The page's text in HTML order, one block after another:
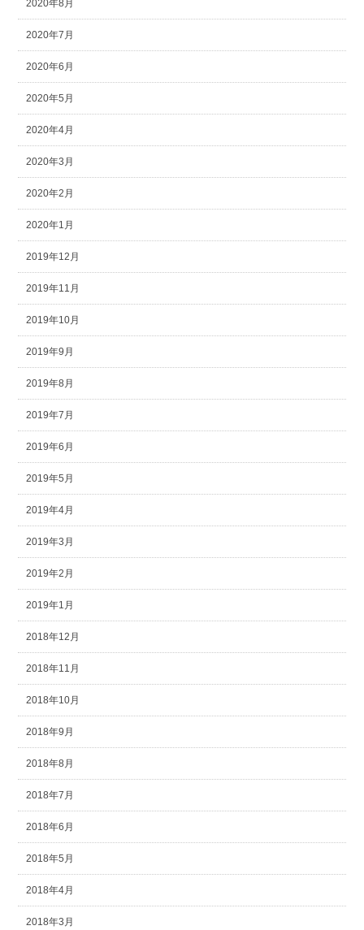
2020年8月
2020年7月
2020年6月
2020年5月
2020年4月
2020年3月
2020年2月
2020年1月
2019年12月
2019年11月
2019年10月
2019年9月
2019年8月
2019年7月
2019年6月
2019年5月
2019年4月
2019年3月
2019年2月
2019年1月
2018年12月
2018年11月
2018年10月
2018年9月
2018年8月
2018年7月
2018年6月
2018年5月
2018年4月
2018年3月